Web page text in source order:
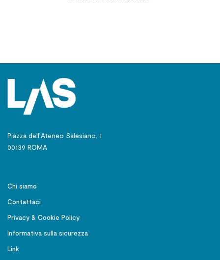
Piazza dell’Ateneo Salesiano, 1
00139 ROMA
Chi siamo
Contattaci
Privacy & Cookie Policy
Informativa sulla sicurezza
Link